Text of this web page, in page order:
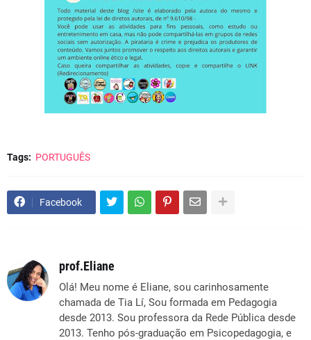
Tags: PORTUGUÊS
Facebook
prof.Eliane
Olá! Meu nome é Eliane, sou carinhosamente
chamada de Tia Lí, Sou formada em Pedagogia
desde 2013. Sou professora da Rede Pública desde
2013. Tenho pós-graduação em Psicopedagogia, e